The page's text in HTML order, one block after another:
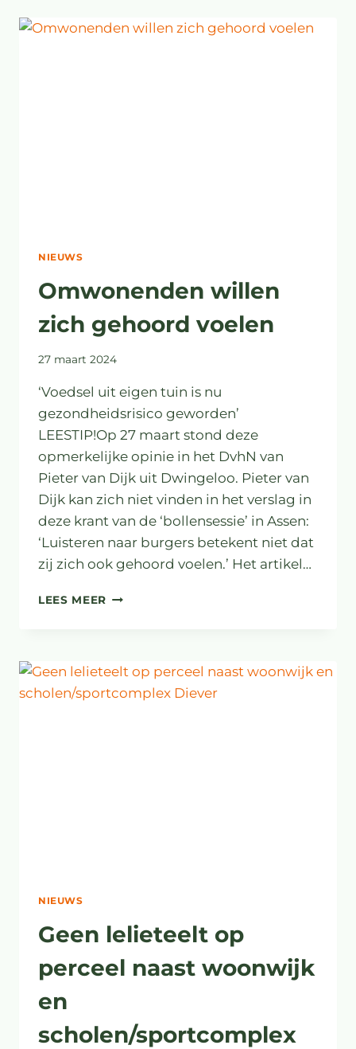
RAPPORT
SCHONE
NIEUWS
Omwonenden willen
zich gehoord voelen
27 maart 2024
‘Voedsel uit eigen tuin is nu
gezondheidsrisico geworden’
LEESTIP!Op 27 maart stond deze
opmerkelijke opinie in het DvhN van
Pieter van Dijk uit Dwingeloo. Pieter van
Dijk kan zich niet vinden in het verslag in
deze krant van de ‘bollensessie’ in Assen:
‘Luisteren naar burgers betekent niet dat
zij zich ook gehoord voelen.’ Het artikel…
LEES MEER OMWONENDEN
VOELEN
NIEUWS
Geen lelieteelt op
perceel naast woonwijk
en
scholen/sportcomplex